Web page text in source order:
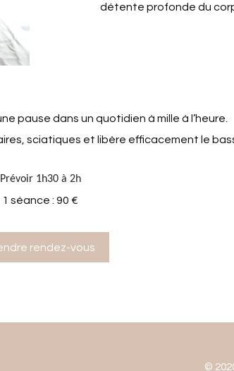
détente profonde du
pause dans un quotidien à mille à l’heure.
sciatiques et libère efficacement le
Prévoir 1h30 à 2h
1 séance : 90 €
rendez-vous
©